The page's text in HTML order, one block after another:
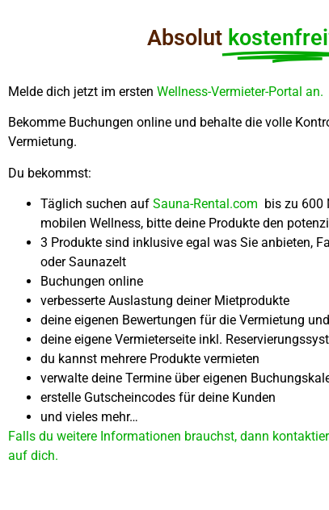
Absolut
Melde dich jetzt im ersten Wellness-Vermieter-Portal an.
Bekomme Buchungen online und behalte die volle
Vermietung.
Du bekommst:
Täglich suchen auf Sauna-Rental.com bis zu 600
mobilen Wellness, bitte deine Produkte den
3 Produkte sind inklusive egal was Sie anbieten,
oder Saunazelt
Buchungen online
verbesserte Auslastung deiner Mietprodukte
deine eigenen Bewertungen für die Vermietung
deine eigene Vermieterseite inkl.
du kannst mehrere Produkte vermieten
verwalte deine Termine über eigenen
erstelle Gutscheincodes für deine Kunden
und vieles mehr…
Falls du weitere Informationen brauchst, dann
auf dich.